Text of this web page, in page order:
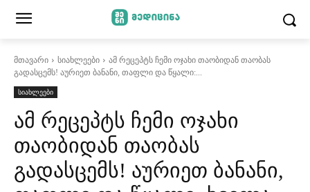
მთავარი სიახლეები
ამ რეცეპტს ჩემი ოჯახი თაობიდან თაობას
გადასცემს! აურიეთ ბანანი, თაფლი და წყალი:...
სიახლეები
ამ რეცეპტს ჩემი ოჯახი
თაობიდან თაობას
გადასცემს! აურიეთ ბანანი,